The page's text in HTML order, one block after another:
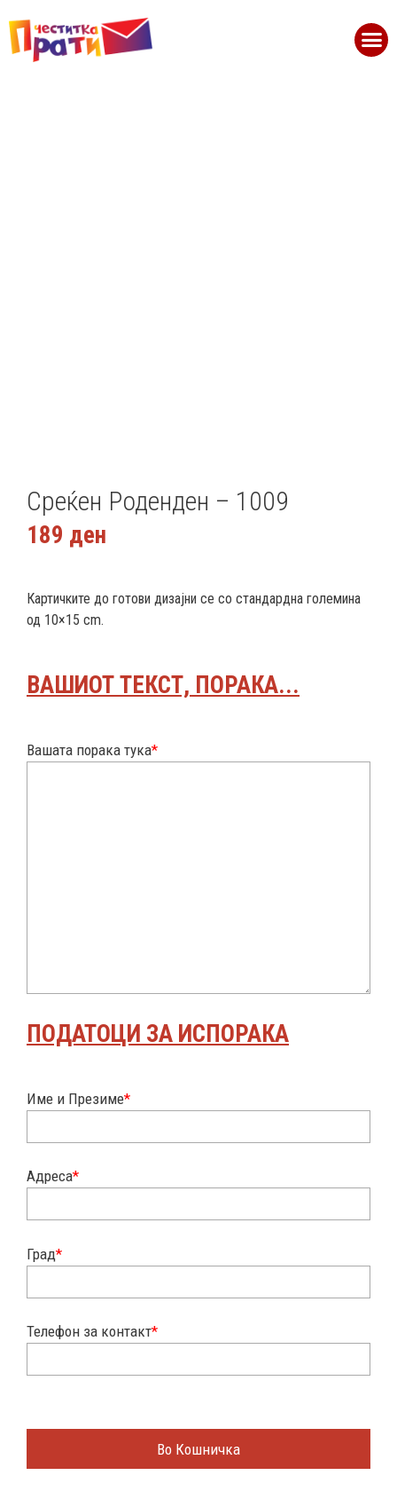
Среќен Роденден – 1009
189 ден
Картичките до готови дизајни се со стандардна големина
од 10×15 cm.
ВАШИОТ ТЕКСТ, ПОРАКА...
Вашата порака тука*
ПОДАТОЦИ ЗА ИСПОРАКА
Име и Презиме*
Адреса*
Град*
Телефон за контакт*
Во Кошничка